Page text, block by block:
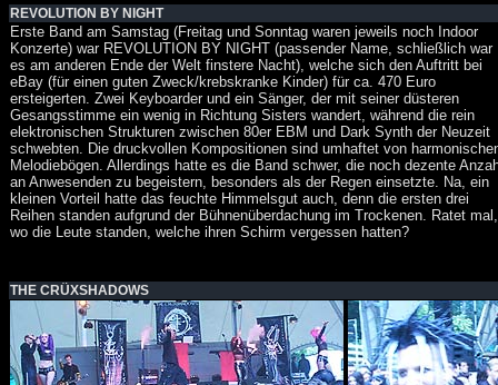
REVOLUTION BY NIGHT
Erste Band am Samstag (Freitag und Sonntag waren jeweils noch Indoor
Konzerte) war REVOLUTION BY NIGHT (passender Name, schließlich war
es am anderen Ende der Welt finstere Nacht), welche sich den Auftritt bei
eBay (für einen guten Zweck/krebskranke Kinder) für ca. 470 Euro
ersteigerten. Zwei Keyboarder und ein Sänger, der mit seiner düsteren
Gesangsstimme ein wenig in Richtung Sisters wandert, während die rein
elektronischen Strukturen zwischen 80er EBM und Dark Synth der Neuzeit
schwebten. Die druckvollen Kompositionen sind umhaftet von
Melodiebögen. Allerdings hatte es die Band schwer, die noch dezente
an Anwesenden zu begeistern, besonders als der Regen einsetzte. Na, ein
kleinen Vorteil hatte das feuchte Himmelsgut auch, denn die ersten drei
Reihen standen aufgrund der Bühnenüberdachung im Trockenen. Ratet mal,
wo die Leute standen, welche ihren Schirm vergessen hatten?
THE CRÜXSHADOWS